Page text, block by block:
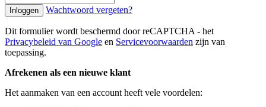
Inloggen Wachtwoord vergeten?
Dit formulier wordt beschermd door reCAPTCHA - het
Privacybeleid van Google en Servicevoorwaarden zijn van
toepassing.
Afrekenen als een nieuwe klant
Het aanmaken van een account heeft vele voordelen: